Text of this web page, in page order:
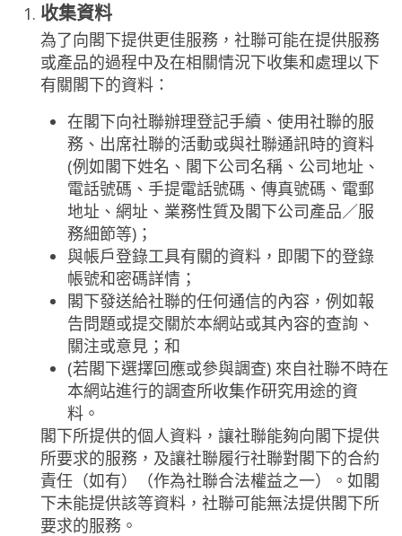
收集資料
為了向閣下提供更佳服務，社聯可能在提供服務
或產品的過程中及在相關情況下收集和處理以下
有關閣下的資料：
在閣下向社聯辦理登記手續、使用社聯的服
務、出席社聯的活動或與社聯通訊時的資料
(例如閣下姓名、閣下公司名稱、公司地址、
電話號碼、手提電話號碼、傳真號碼、電郵
地址、網址、業務性質及閣下公司產品／服
務細節等)；
與帳戶登錄工具有關的資料，即閣下的登錄
帳號和密碼詳情；
閣下發送給社聯的任何通信的內容，例如報
告問題或提交關於本網站或其內容的查詢、
關注或意見；和
(若閣下選擇回應或參與調查) 來自社聯不時在
本網站進行的調查所收集作研究用途的資
料。
閣下所提供的個人資料，讓社聯能夠向閣下提供
所要求的服務，及讓社聯履行社聯對閣下的合約
責任（如有）（作為社聯合法權益之一）。如閣
下未能提供該等資料，社聯可能無法提供閣下所
要求的服務。